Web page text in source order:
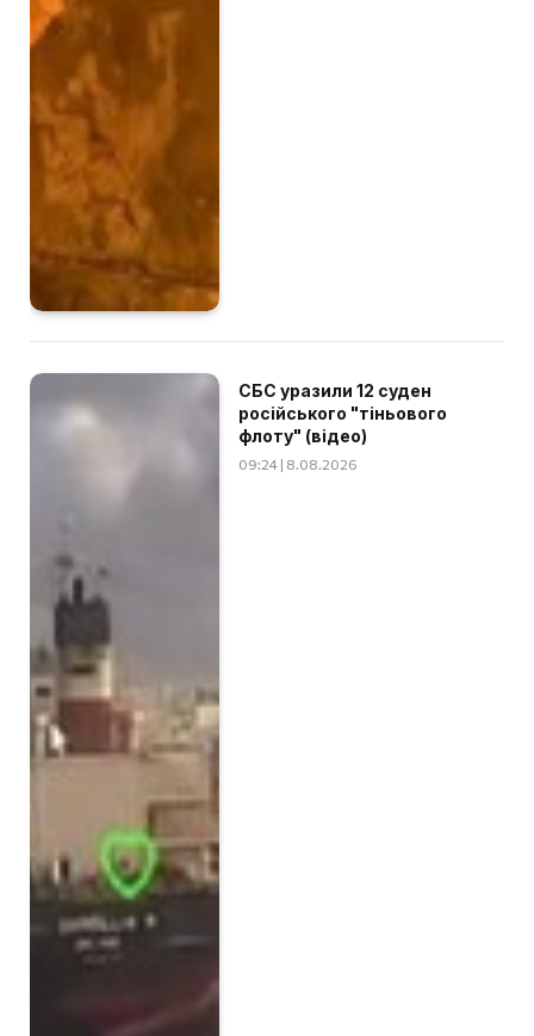
СБС уразили 12 суден
російського "тіньового
флоту" (відео)
09:24 | 8.08.2026